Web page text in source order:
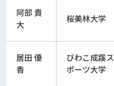
阿部 貴
大
桜美林大学
居田 優
香
びわこ成蹊ス
ポーツ大学